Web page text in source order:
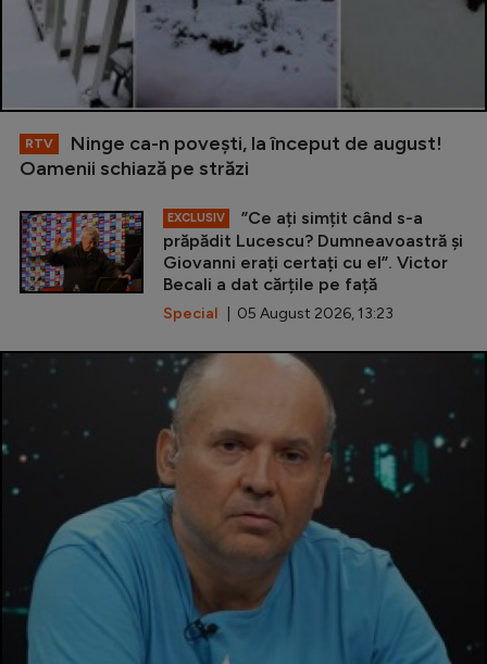
RTV
Ninge ca-n povești, la început de august!
Oamenii schiază pe străzi
EXCLUSIV
”Ce ați simțit când s-a
prăpădit Lucescu? Dumneavoastră și
Giovanni erați certați cu el”. Victor
Becali a dat cărțile pe față
Special | 05 August 2026, 13:23